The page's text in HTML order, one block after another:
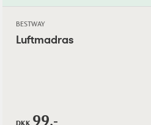
BESTWAY
Luftmadras
DKK 99,-